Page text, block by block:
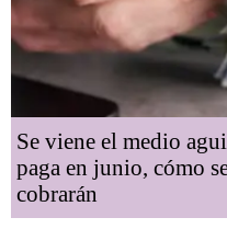
Se viene el medio
paga en junio, cómo
cobrarán